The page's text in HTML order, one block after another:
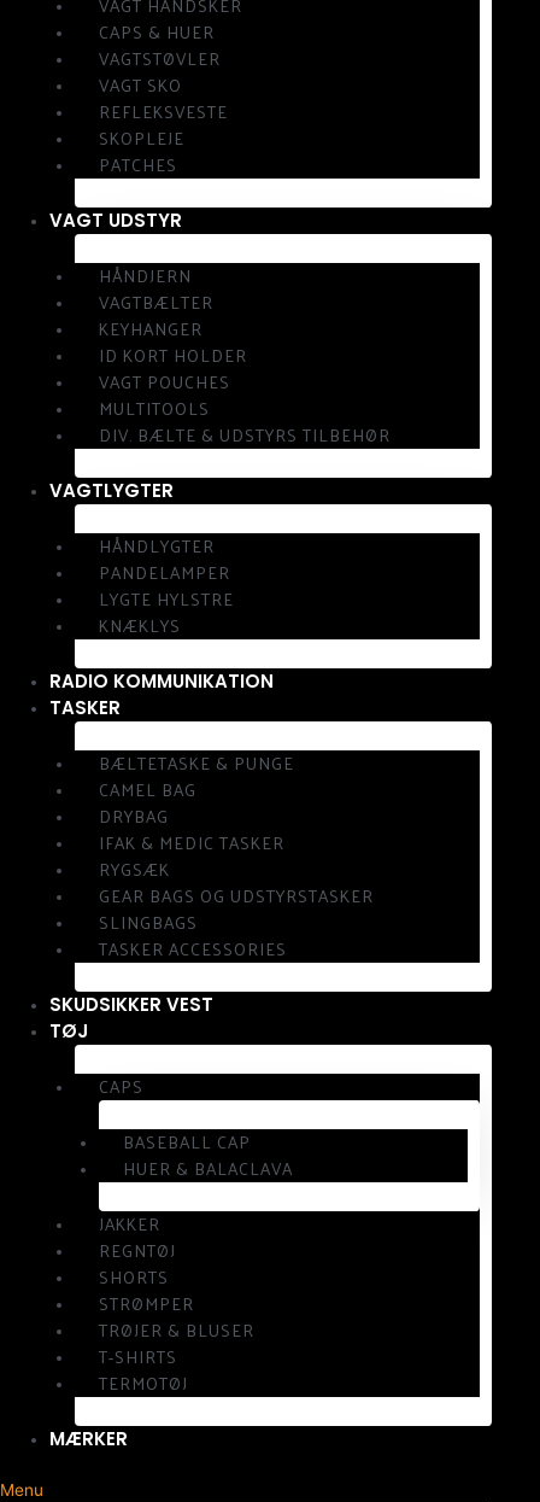
CAPS & HUER
VAGTSTØVLER
VAGT SKO
REFLEKSVESTE
SKOPLEJE
PATCHES
VAGT UDSTYR
HÅNDJERN
VAGTBÆLTER
KEYHANGER
ID KORT HOLDER
VAGT POUCHES
MULTITOOLS
DIV. BÆLTE & UDSTYRS TILBEHØR
VAGTLYGTER
HÅNDLYGTER
PANDELAMPER
LYGTE HYLSTRE
KNÆKLYS
RADIO KOMMUNIKATION
TASKER
BÆLTETASKE & PUNGE
CAMEL BAG
DRYBAG
IFAK & MEDIC TASKER
RYGSÆK
GEAR BAGS OG UDSTYRSTASKER
SLINGBAGS
TASKER ACCESSORIES
SKUDSIKKER VEST
TØJ
CAPS
BASEBALL CAP
HUER & BALACLAVA
JAKKER
REGNTØJ
SHORTS
STRØMPER
TRØJER & BLUSER
T-SHIRTS
TERMOTØJ
MÆRKER
Menu